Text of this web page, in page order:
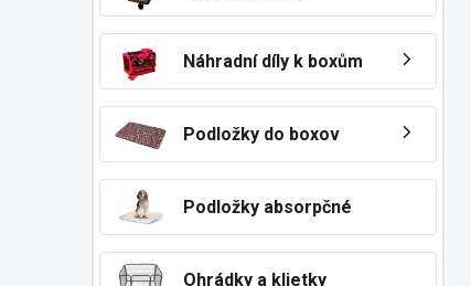
Náhradní díly k boxům
Podložky do boxov
Podložky absorpčné
Ohrádky a klietky